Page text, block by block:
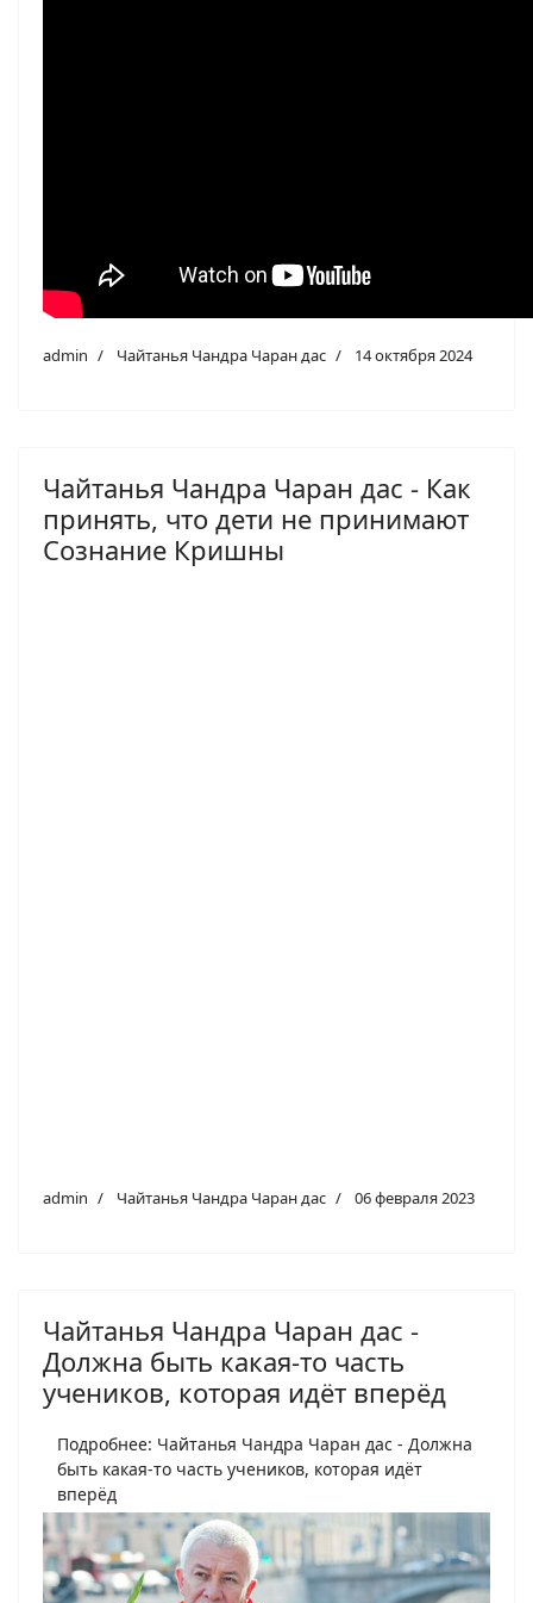
admin Чайтанья Чандра Чаран дас 14 октября 2024
Чайтанья Чандра Чаран дас - Как
принять, что дети не принимают
Сознание Кришны
admin Чайтанья Чандра Чаран дас 06 февраля 2023
Чайтанья Чандра Чаран дас -
Должна быть какая-то часть
учеников, которая идёт вперёд
Подробнее: Чайтанья Чандра Чаран дас - Должна
быть какая-то часть учеников, которая идёт
вперёд